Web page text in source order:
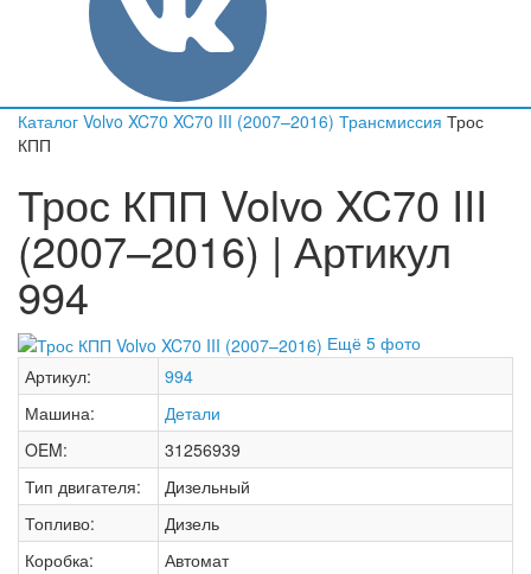
Каталог Volvo XC70 XC70 III (2007–2016) Трансмиссия Трос
КПП
Трос КПП Volvo XC70 III
(2007–2016) | Артикул
994
Ещё 5 фото
Артикул:
994
Машина:
Детали
OEM:
31256939
Тип двигателя:
Дизельный
Топливо:
Дизель
Коробка:
Автомат